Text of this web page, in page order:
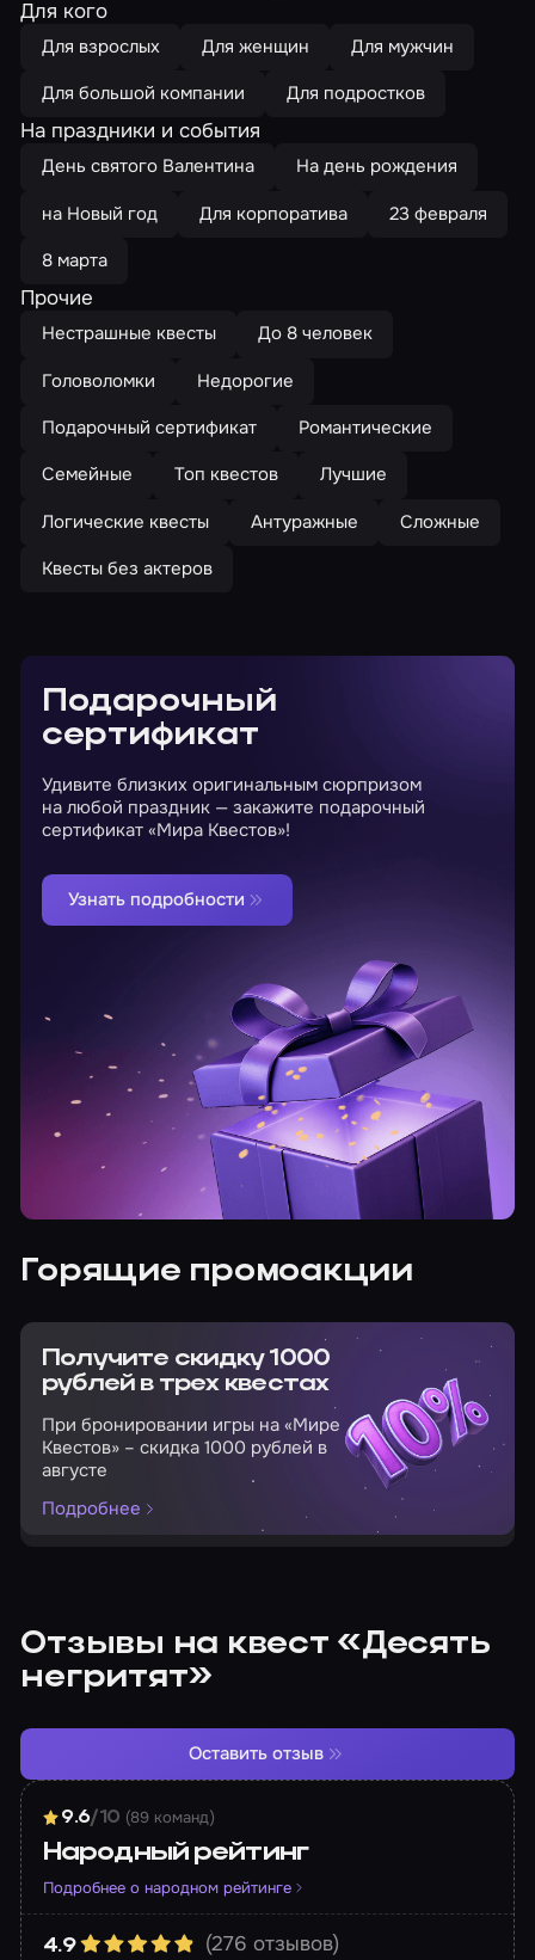
Для кого
Для взрослых Для женщин
Для мужчин
Для большой компании
Для подростков
На праздники и события
День святого Валентина
На день рождения
на Новый год
Для корпоратива
23 февраля
8 марта
Прочие
Нестрашные квесты
До 8 человек
Головоломки
Недорогие
Подарочный сертификат
Романтические
Семейные
Топ квестов
Лучшие
Логические квесты
Антуражные
Сложные
Квесты без актеров
Подарочный
сертификат
Удивите близких оригинальным сюрпризом
на любой праздник — закажите подарочный
сертификат «Мира Квестов»!
Узнать подробности
Горящие промоакции
Получите скидку 1000
рублей в трех квестах
При бронировании игры на «Мире
Квестов» – скидка 1000 рублей в
августе
Подробнее
Отзывы на квест «Десять
негритят»
9.6/10 (89 команд)
Народный рейтинг
Подробнее о народном рейтинге
4.9 (276 отзывов)
Оставить отзыв